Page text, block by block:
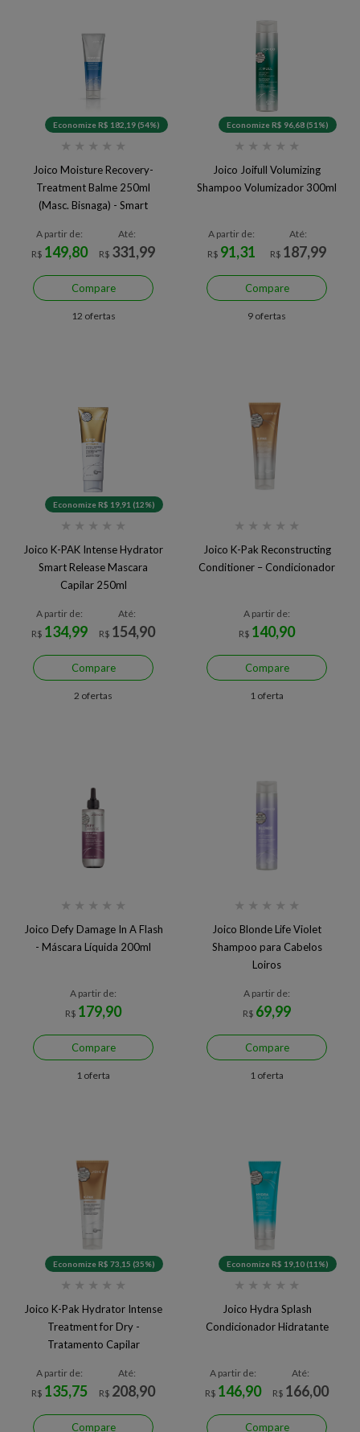
Economize R$ 182,19 (54%)
★ ★ ★ ★ ★
Joico Moisture Recovery-
Treatment Balme 250ml
(Masc. Bisnaga) - Smart
A partir de:
R$ 149,80
Até:
R$ 331,99
Compare
12 ofertas
Economize R$ 96,68 (51%)
★ ★ ★ ★ ★
Joico Joifull Volumizing
Shampoo Volumizador 300ml
A partir de:
R$ 91,31
Até:
R$ 187,99
Compare
9 ofertas
Economize R$ 19,91 (12%)
★ ★ ★ ★ ★
Joico K-PAK Intense Hydrator
Smart Release Mascara
Capilar 250ml
A partir de:
R$ 134,99
Até:
R$ 154,90
Compare
2 ofertas
★ ★ ★ ★ ★
Joico K-Pak Reconstructing
Conditioner – Condicionador
A partir de:
R$ 140,90
Compare
1 oferta
★ ★ ★ ★ ★
Joico Defy Damage In A Flash
- Máscara Líquida 200ml
A partir de:
R$ 179,90
Compare
1 oferta
★ ★ ★ ★ ★
Joico Blonde Life Violet
Shampoo para Cabelos
Loiros
A partir de:
R$ 69,99
Compare
1 oferta
Economize R$ 73,15 (35%)
★ ★ ★ ★ ★
Joico K-Pak Hydrator Intense
Treatment for Dry -
Tratamento Capilar
A partir de:
R$ 135,75
Até:
R$ 208,90
Compare
Economize R$ 19,10 (11%)
★ ★ ★ ★ ★
Joico Hydra Splash
Condicionador Hidratante
A partir de:
R$ 146,90
Até:
R$ 166,00
Compare